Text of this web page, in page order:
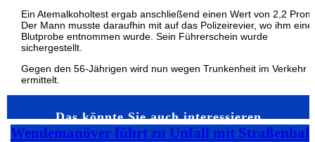
Ein Atemalkoholtest ergab anschließend einen Wert von 2,2
Der Mann musste daraufhin mit auf das Polizeirevier, wo ihm eine
Blutprobe entnommen wurde. Sein Führerschein wurde
sichergestellt.
Gegen den 56-Jährigen wird nun wegen Trunkenheit im Verkehr
ermittelt.
Das könnte Sie auch interessieren…
Wendemanöver führt zu Unfall mit